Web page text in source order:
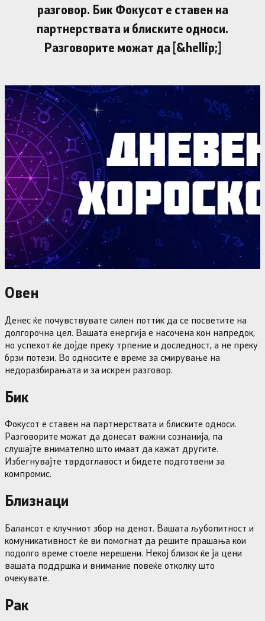
разговор. Бик Фокусот е ставен на
партнерствата и блиските односи.
Разговорите можат да [&hellip;]
Овен
Денес ќе почувствувате силен поттик да се посветите на
долгорочна цел. Вашата енергија е насочена кон напредок,
но успехот ќе дојде преку трпение и доследност, а не преку
брзи потези. Во односите е време за смирување на
недоразбирањата и за искрен разговор.
Бик
Фокусот е ставен на партнерствата и блиските односи.
Разговорите можат да донесат важни сознанија, па
слушајте внимателно што имаат да кажат другите.
Избегнувајте тврдоглавост и бидете подготвени за
компромис.
Близнаци
Балансот е клучниот збор на денот. Вашата љубопитност и
комуникативност ќе ви помогнат да решите прашања кои
подолго време стоеле нерешени. Некој близок ќе ја цени
вашата поддршка и внимание повеќе отколку што
очекувате.
Рак